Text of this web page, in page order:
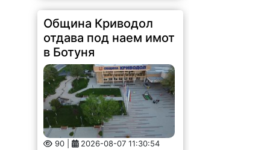
Община Криводол
отдава под наем имот
в Ботуня
90 | 2026-08-07 11:30:54